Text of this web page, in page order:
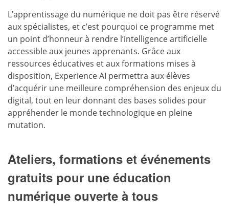
L’apprentissage du numérique ne doit pas être réservé
aux spécialistes, et c’est pourquoi ce programme met
un point d’honneur à rendre l’intelligence artificielle
accessible aux jeunes apprenants. Grâce aux
ressources éducatives et aux formations mises à
disposition, Experience AI permettra aux élèves
d’acquérir une meilleure compréhension des enjeux du
digital, tout en leur donnant des bases solides pour
appréhender le monde technologique en pleine
mutation.
Ateliers, formations et événements
gratuits pour une éducation
numérique ouverte à tous